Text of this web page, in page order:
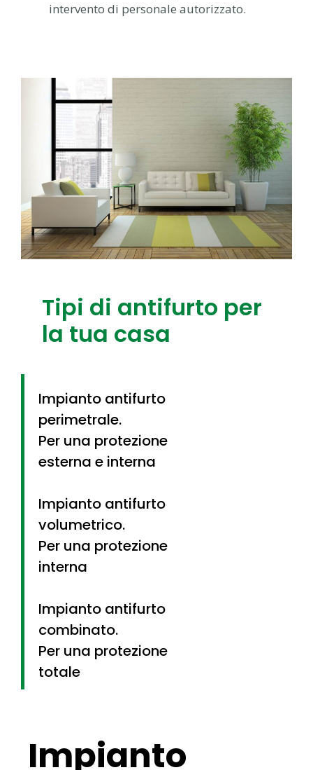
intervento di personale autorizzato.
Tipi di antifurto per
la tua casa
Impianto antifurto
perimetrale.
Per una protezione
esterna e interna​
Impianto antifurto
volumetrico.
Per una protezione
interna​​
Impianto antifurto
combinato​.
Per una protezione
totale
Impianto